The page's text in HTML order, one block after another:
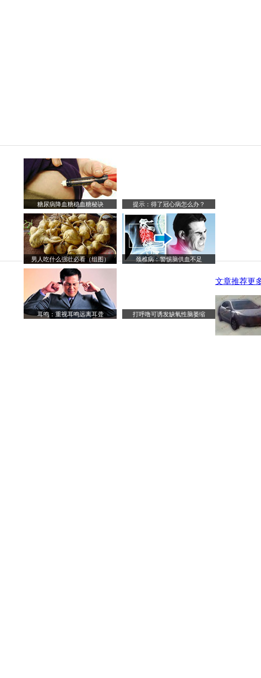
糖尿病降血糖稳血糖秘诀 提示：得了冠心病怎么办？
男人吃什么强壮必看（组图） 颈椎病：警惕脑供血不足
耳鸣：重视耳鸣远离耳聋 打呼噜可诱发缺氧性脑萎缩
文章推荐更